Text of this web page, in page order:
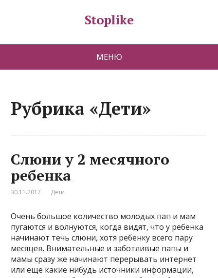
Stoplike
МЕНЮ
Рубрика «Дети»
Слюни у 2 месячного
ребенка
30.11.2017 Дети
Очень большое количество молодых пап и мам
пугаются и волнуются, когда видят, что у ребенка
начинают течь слюни, хотя ребенку всего пару
месяцев. Внимательные и заботливые папы и
мамы сразу же начинают перерывать интернет
или еще какие нибудь источники информации,